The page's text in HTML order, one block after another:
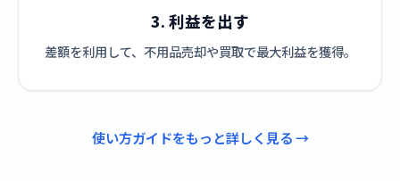
3. 利益を出す
差額を利用して、不用品売却や買取で最大利益を獲得。
使い方ガイドをもっと詳しく見る →